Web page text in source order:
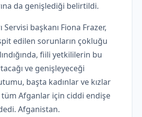
da genişlediği belirtildi.
Servisi başkanı Fiona Frazer,
edilen sorunların çokluğu
fiili yetkililerin bu
ve genişleyeceği
başta kadınlar ve kızlar
Afganlar için ciddi endişe
Afganistan.